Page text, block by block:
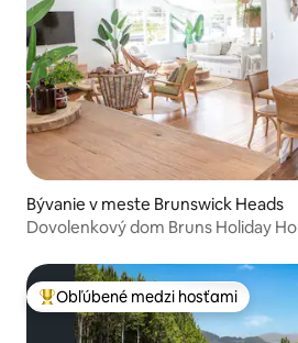
Bývanie v meste Brunswick Heads
Dovolenkový dom Bruns Holiday
Najobľúbenejšie medzi hosťami
Obľúbené medzi hosťami